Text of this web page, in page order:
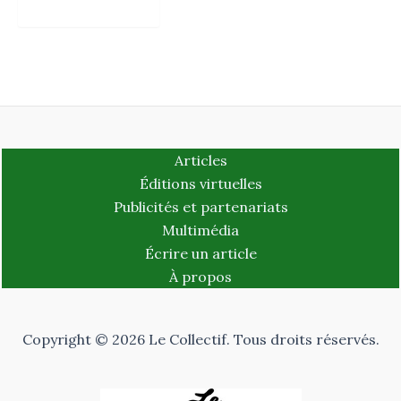
Articles
Éditions virtuelles
Publicités et partenariats
Multimédia
Écrire un article
À propos
Copyright © 2026 Le Collectif. Tous droits réservés.